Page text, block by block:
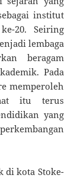
institut
20. Seiring
lembaga
beragam
Pada
memperoleh
itu terus
yang
di kota Stoke-